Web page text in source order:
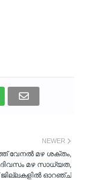
NEWER
വേനൽ മഴ ശക്തം,
മഴ സാധ്യത,
ജില്ലകളിൽ ഓറഞ്ച്